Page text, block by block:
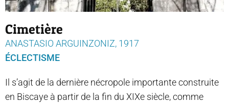
Cimetière
ANASTASIO ARGUINZONIZ, 1917
ÉCLECTISME
Il s’agit de la dernière nécropole importante construite
en Biscaye à partir de la fin du XIXe siècle, comme